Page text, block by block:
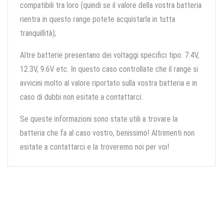
compatibili tra loro (quindi se il valore della vostra batteria
rientra in questo range potete acquistarla in tutta
tranquillità);
Altre batterie presentano dei voltaggi specifici tipo: 7.4V,
12.3V, 9.6V etc. In questo caso controllate che il range si
avvicini molto al valore riportato sulla vostra batteria e in
caso di dubbi non esitate a contattarci.
Se queste informazioni sono state utili a trovare la
batteria che fa al caso vostro, benissimo! Altrimenti non
esitate a contattarci e la troveremo noi per voi!